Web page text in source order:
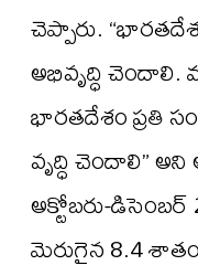
చెప్పారు.
అభివృద్ధి
భారతదేశం ప్రతి
వృద్ధి చెందాలి” అని
అక్టోబరు-
మెరుగైన 8.4